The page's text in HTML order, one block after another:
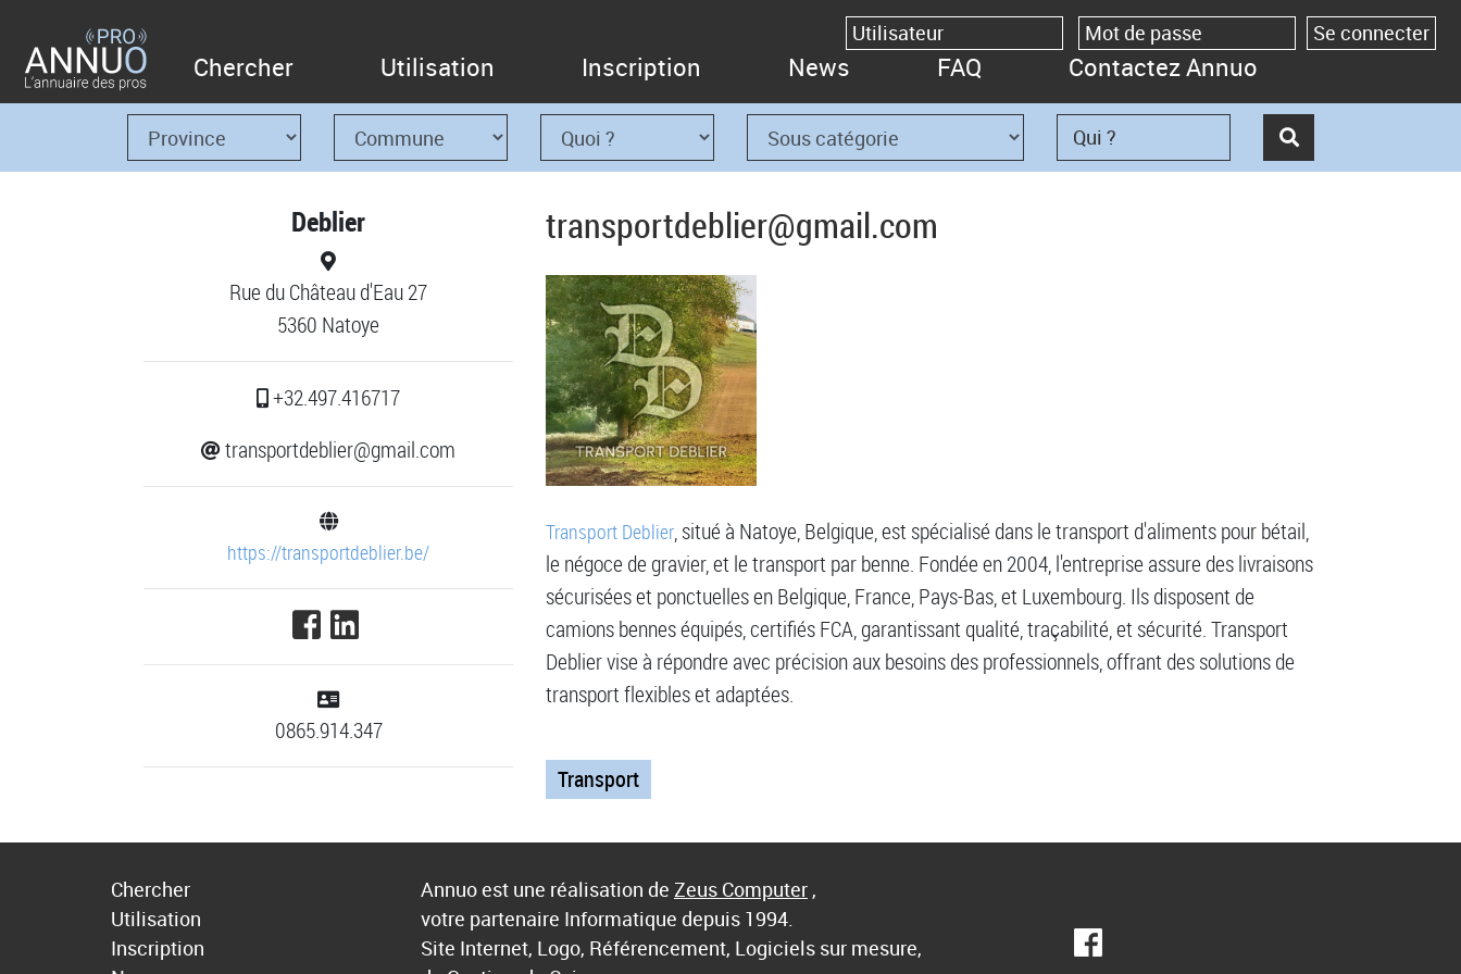
Chercher Utilisation Inscription News FAQ Contactez Annuo
Deblier
Rue du Château d'Eau 27
5360 Natoye
+32.497.416717
transportdeblier@gmail.com
https://transportdeblier.be/
0865.914.347
transportdeblier@gmail.com
Transport Deblier, situé à Natoye, Belgique, est spécialisé dans le transport d'aliments pour bétail,
le négoce de gravier, et le transport par benne. Fondée en 2004, l'entreprise assure des livraisons
sécurisées et ponctuelles en Belgique, France, Pays-Bas, et Luxembourg. Ils disposent de
camions bennes équipés, certifiés FCA, garantissant qualité, traçabilité, et sécurité. Transport
Deblier vise à répondre avec précision aux besoins des professionnels, offrant des solutions de
transport flexibles et adaptées.
Transport
Chercher
Utilisation
Inscription
Annuo est une réalisation de Zeus Computer ,
votre partenaire Informatique depuis 1994.
Site Internet, Logo, Référencement, Logiciels sur mesure,